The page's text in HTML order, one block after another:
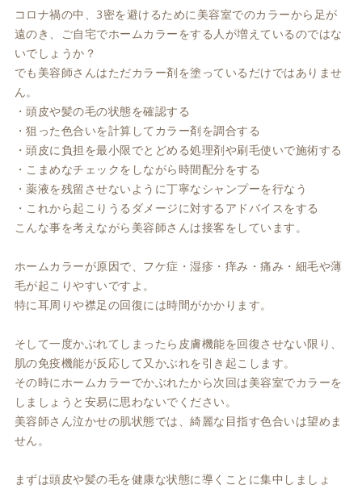
コロナ禍の中、3密を避けるために美容室でのカラーから足が
遠のき、ご自宅でホームカラーをする人が増えているのではな
いでしょうか？
でも美容師さんはただカラー剤を塗っているだけではありませ
ん。
・頭皮や髪の毛の状態を確認する
・狙った色合いを計算してカラー剤を調合する
・頭皮に負担を最小限でとどめる処理剤や刷毛使いで施術する
・こまめなチェックをしながら時間配分をする
・薬液を残留させないように丁寧なシャンプーを行なう
・これから起こりうるダメージに対するアドバイスをする
こんな事を考えながら美容師さんは接客をしています。
ホームカラーが原因で、フケ症・湿疹・痒み・痛み・細毛や薄
毛が起こりやすいですよ。
特に耳周りや襟足の回復には時間がかかります。
そして一度かぶれてしまったら皮膚機能を回復させない限り、
肌の免疫機能が反応して又かぶれを引き起こします。
その時にホームカラーでかぶれたから次回は美容室でカラーを
しましょうと安易に思わないでください。
美容師さん泣かせの肌状態では、綺麗な目指す色合いは望めま
せん。
まずは頭皮や髪の毛を健康な状態に導くことに集中しましょ